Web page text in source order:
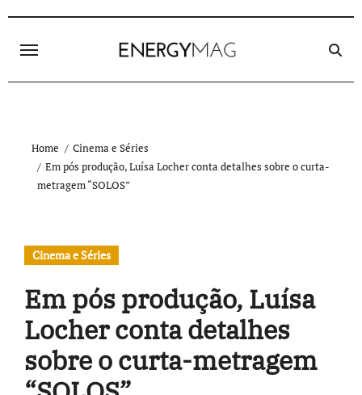
content
Home
Cinema e Séries
Em pós produção, Luísa Locher conta detalhes sobre o curta-
metragem “SOLOS”
Cinema e Séries
Em pós produção, Luísa
Locher conta detalhes
sobre o curta-metragem